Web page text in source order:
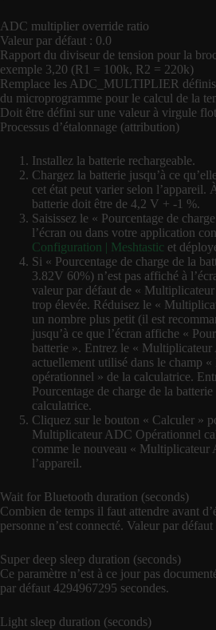
ADC multiplier override ratio
Valeur par défaut : 0.0
Rapport du diviseur de tension pour la
exemple 3,20 (R1 = 100k, R2 = 220k)
Remplace les ADC_MULTIPLIER
du microprogramme pour le calcul de la
Doit être défini sur une valeur à virgule
Processus d’étalonnage (attribution)
Installez la batterie rechargeable.
Chargez la batterie jusqu’à ce
cet état peut varier selon l’appareil.
batterie doit être de 4,2 V + -1 %.
Saisissez le « Pourcentage de
l’écran ou dans votre application
Configuration | Meshtastic et
Si « Pourcentage de charge de la
3.82V 60%) n’est pas affiché à
valeur par défaut de «
trop élevée. Réduisez le «
un nombre plus petit (il est
jusqu’à ce que l’écran affiche «
batterie ». Entrez le «
actuellement utilisé dans le champ
opérationnel » de la calculatrice.
Pourcentage de charge de la
calculatrice.
Cliquez sur le bouton « Calculer »
Multiplicateur ADC Opérationnel
comme le nouveau « Multiplicateur
l’appareil.
Wait for Bluetooth duration (seconds)
Combien de temps il faut attendre avant
personne n’est connecté. Valeur par défaut
Super deep sleep duration (seconds)
Ce paramètre n’est à ce jour pas
par défaut 4294967295 secondes.
Light sleep duration (seconds)